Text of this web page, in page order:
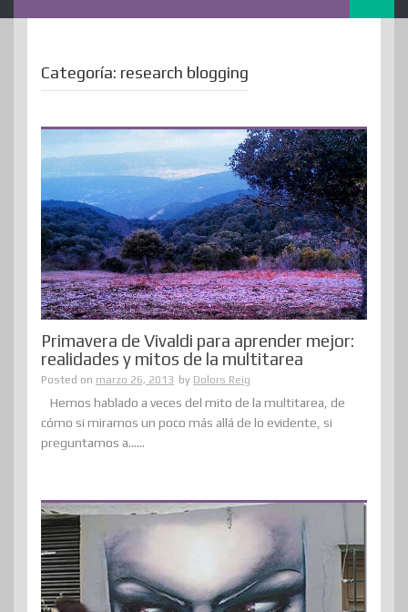
Categoría: research blogging
Primavera de Vivaldi para aprender mejor:
realidades y mitos de la multitarea
Posted on marzo 26, 2013 by Dolors Reig
Hemos hablado a veces del mito de la multitarea, de
cómo si miramos un poco más allá de lo evidente, si
preguntamos a......